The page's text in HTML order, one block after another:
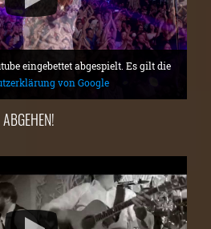
eingebettet abgespielt. Es gilt die
von Google